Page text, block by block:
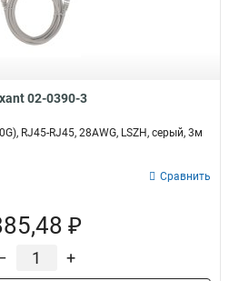
02-0390-3
RJ45-RJ45, 28AWG, LSZH, серый, 3м
Сравнить
₽
+